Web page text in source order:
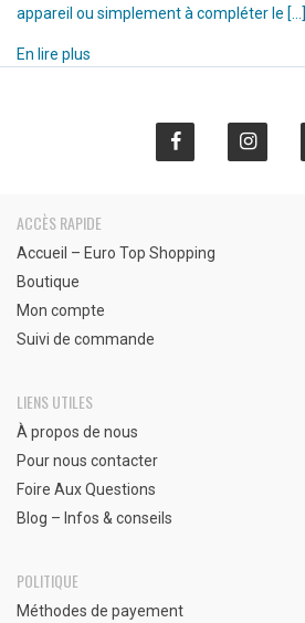
appareil ou simplement à compléter le […]
En lire plus
ACCÈS RAPIDE
Accueil – Euro Top Shopping
Boutique
Mon compte
Suivi de commande
LIENS UTILES
À propos de nous
Pour nous contacter
Foire Aux Questions
Blog – Infos & conseils
POLITIQUE
Méthodes de payement